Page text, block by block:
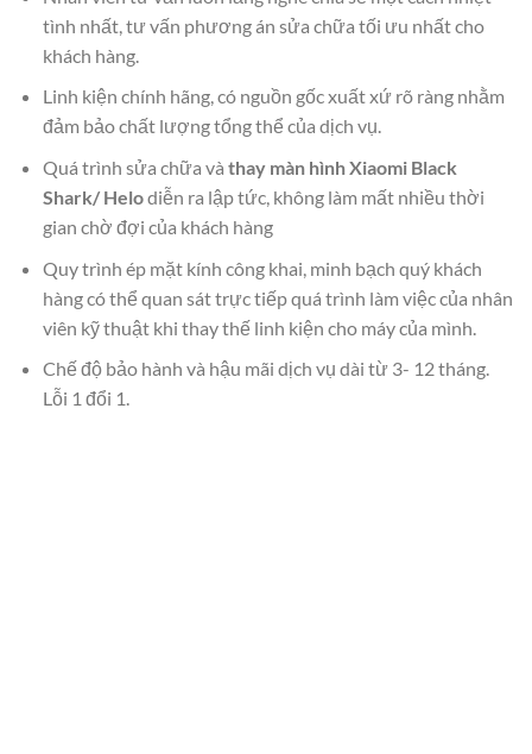
tình nhất, tư vấn phương án sửa chữa tối ưu nhất cho
khách hàng.
Linh kiện chính hãng, có nguồn gốc xuất xứ rõ ràng nhằm
đảm bảo chất lượng tổng thể của dịch vụ.
Quá trình sửa chữa và thay màn hình Xiaomi Black
Shark/ Helodiễn ra lập tức, không làm mất nhiều thời
gian chờ đợi của khách hàng
Quy trình ép mặt kính công khai, minh bạch quý khách
hàng có thể quan sát trực tiếp quá trình làm việc của nhân
viên kỹ thuật khi thay thế linh kiện cho máy của mình.
Chế độ bảo hành và hậu mãi dịch vụ dài từ 3- 12 tháng.
Lỗi 1 đổi 1.